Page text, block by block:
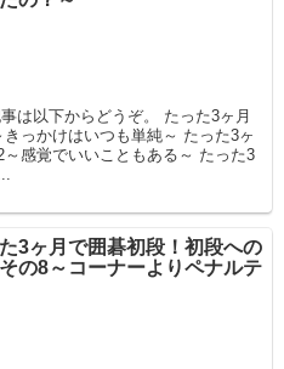
は以下からどうぞ。 たった3ヶ月
っかけはいつも単純～ たった3ヶ
感覚でいいこともある～ たった3
3ヶ月で囲碁初段！初段への
の8～コーナーよりペナルテ